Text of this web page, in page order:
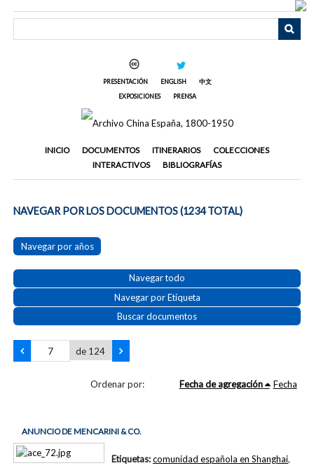
PRESENTACIÓN ENGLISH
中文
EXPOSICIONES
PRENSA
INICIO DOCUMENTOS ITINERARIOS
COLECCIONES
INTERACTIVOS
BIBLIOGRAFÍAS
NAVEGAR POR LOS DOCUMENTOS (1234 TOTAL)
Navegar por años
Navegar todo
Navegar por Etiqueta
Buscar documentos
de 124
Ordenar por: Fecha de agregación Fecha
ANUNCIO DE MENCARINI & CO.
Etiquetas:comunidad española en Shanghai,